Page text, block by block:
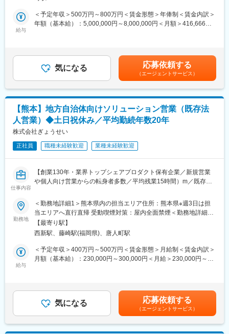
ので、そういった興味や思考性がある方には非常に適していると
考えます。
変更の範囲：会社の定める業務
ション選定まで、一貫して関われるポジションです。
■業務内容：
・社内環境のセキュリティ設計・改善（Microsoft 365展開、
EDR、SOC、ゼロトラスト導入）
・管理部門・事業部門と連携したセキュリティ改善施策の推進
ゴルフメディア/ゴルフ用品販売/ゴルフ場予約/ゴルフレッスン/ゴ
ルフ練習場向けサービスなどのビジネスを以下の環境で支えてい
ます。
クラウド：Amazon Web Services／Microsoft Azure
DB：MySQL／PostgreSQL／Oracle／Microsoft SQL Server
社内環境：Microsoft365（ガバナンス、データ保護、コンプライ
アンス、デバイス管理）、EDR、SOC、ゼロトラストネットワー
クソリューション
・多彩な自社サービス（ゴルフメディア・用品販売・予約・レッ
スンなど）を支えることで幅広い知識を獲得できる
・大規模サービスの運用経験を積み、キャリアアップに直結
・開発チームと密なコミュニケーションを取りながら、自社のサ
■働く環境：
・残業時間は月平均11時間、プライベートや勉強時間の確保が可
能
・ワークライフバランス+スキルアップを両立できる環境
給与
＜予定年収＞500万円～800万円＜賃金形態＞年俸制＜賃金内訳＞
年額（基本給）：5,000,000円～8,000,000円＜月額＞416,666円
る可能性があります。月給(月額)は固定手当を含めた表記です。
気になる 応募依頼する
（エージェントサービス）
【熊本】地方自治体向けソリューション営業（既存法
人営業）◆土日祝休み／平均勤続年数20年
株式会社ぎょうせい
正社員 職種未経験歓迎 業種未経験歓迎
仕事内容
【創業130年・業界トップシェアプロダクト保有企業／新規営業
や個人向け営業からの転身者多数／平均残業15時間）m／既存顧
／平均勤続年数20年と安定・長期就業が叶う職場】
■仕事内容
「法令の普及と地方自治の振興への寄与」を企業理念に様々な事
業を展開している当社。創業130年から地方自治体特化の事業を
行っている歴史と高い実績があるため、業界トップシェアの商品
を其々の事業にて展開しております。
■業務詳細
自治体を中心とした当社のクライアントに対し、課題に合わせ
て、法令・例規のデータベースや業務効率化システムの導入、地
勤務地
＜勤務地詳細1＞熊本県内の担当エリア住所：熊本県※週3日は担
当エリアへ直行直帰 受動喫煙対策：屋内全面禁煙＜勤務地詳細2
＞九州支社住所：福岡県福岡市早良区百道浜2－4－27 AIビル2階
受動喫煙対策：屋内全面禁煙
【最寄り駅】
西新駅、藤崎駅(福岡県)、唐人町駅
給与
＜予定年収＞400万円～500万円＜賃金形態＞月給制＜賃金内訳＞
月額（基本給）：230,000円～300,000円＜月給＞230,000円～
す。月給(月額)は固定手当を含めた表記です。
気になる 応募依頼する
（エージェントサービス）